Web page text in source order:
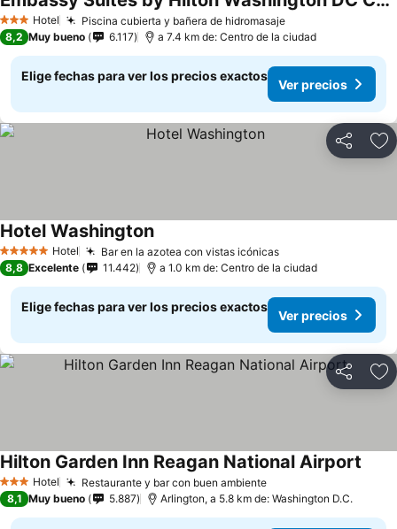
3 Estrellas
Hotel Piscina cubierta y bañera de hidromasajeVer precios
Ver precios
8,2 Muy bueno 6.117 a 7.4 km de: Centro de la ciudad
Elige fechas para ver los precios exactos
Ver precios
Compartir
5 Estrellas Hotel Bar en la azotea con vistas icónicasVer precios
Hotel WashingtonVer precios
8,8 Excelente 11.442 a 1.0 km de: Centro de la ciudad
Elige fechas para ver los precios exactos
Ver precios
Compartir
3 Estrellas
Hotel Restaurante y bar con buen ambienteVer precios
Hilton Garden Inn Reagan National Airport
8,1 Muy bueno 5.887 Arlington, a 5.8 km de: Washington D.C.